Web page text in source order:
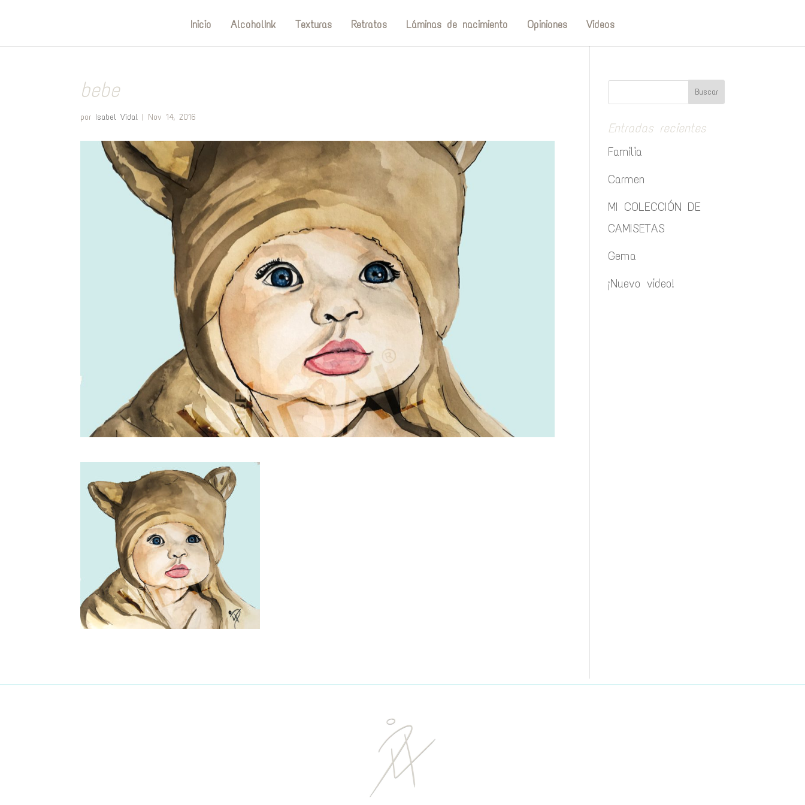
Inicio AlcoholInk Texturas Retratos Láminas de nacimiento Opiniones Videos
bebe
por Isabel Vidal | Nov 14, 2016
Entradas recientes
Familia
Carmen
MI COLECCIÓN DE
CAMISETAS
Gema
¡Nuevo video!